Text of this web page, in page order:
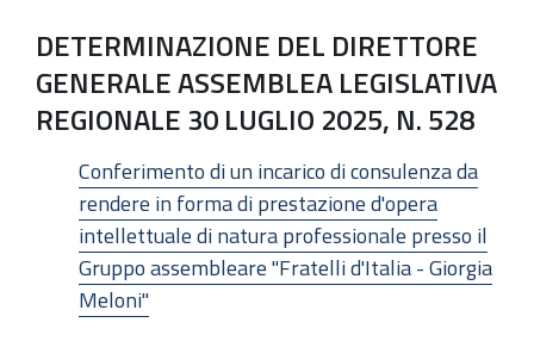
DETERMINAZIONE DEL DIRETTORE
GENERALE ASSEMBLEA LEGISLATIVA
REGIONALE 30 LUGLIO 2025, N. 528
Conferimento di un incarico di consulenza da
rendere in forma di prestazione d'opera
intellettuale di natura professionale presso il
Gruppo assembleare "Fratelli d'Italia - Giorgia
Meloni"